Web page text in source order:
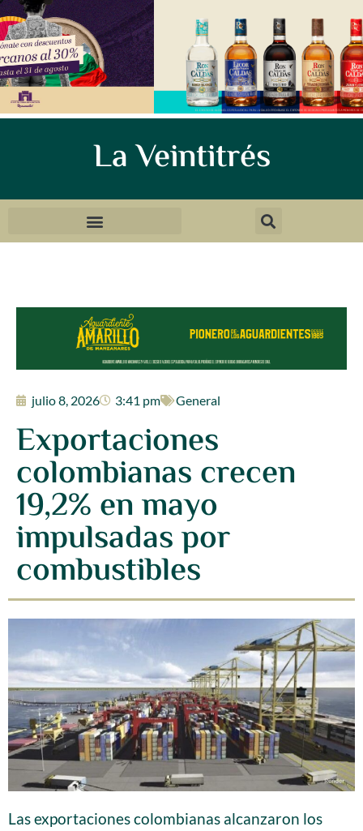
La Veintitrés
julio 8, 2026 3:41 pm General
Exportaciones
colombianas crecen
19,2% en mayo
impulsadas por
combustibles
Las exportaciones colombianas alcanzaron los